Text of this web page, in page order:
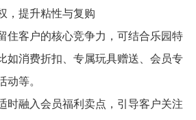
，提升粘性与复购
住客户的核心竞争力，可结合乐园特
如消费折扣、专属玩具赠送、会员专
动等。
时融入会员福利卖点，引导客户关注